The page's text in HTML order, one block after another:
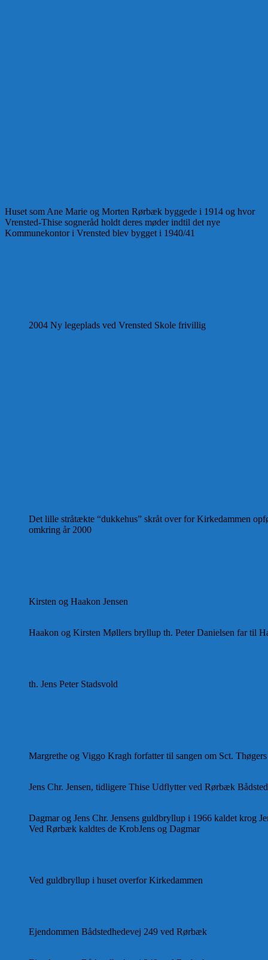
Huset som Ane Marie og Morten Rørbæk byggede i 1914 og hvor
Vrensted-Thise sogneråd holdt deres møder indtil det nye
Kommunekontor i Vrensted blev bygget i 1940/41
2004 Ny legeplads ved Vrensted Skole frivillig
Det lille stråtækte “dukkehus” skråt over for Kirkedammen
omkring år 2000
Kirsten og Haakon Jensen
Haakon og Kirsten Møllers bryllup th. Peter Danielsen far til
th. Jens Peter Stadsvold
Margrethe og Viggo Kragh forfatter til sangen om Sct.
Jens Chr. Jensen, tidligere Thise Udflytter ved Rørbæk
Dagmar og Jens Chr. Jensens guldbryllup i 1966 kaldet krog
Ved Rørbæk kaldtes de KrobJens og Dagmar
Ved guldbryllup i huset overfor Kirkedammen
Ejendommen Bådstedhedevej 249 ved Rørbæk